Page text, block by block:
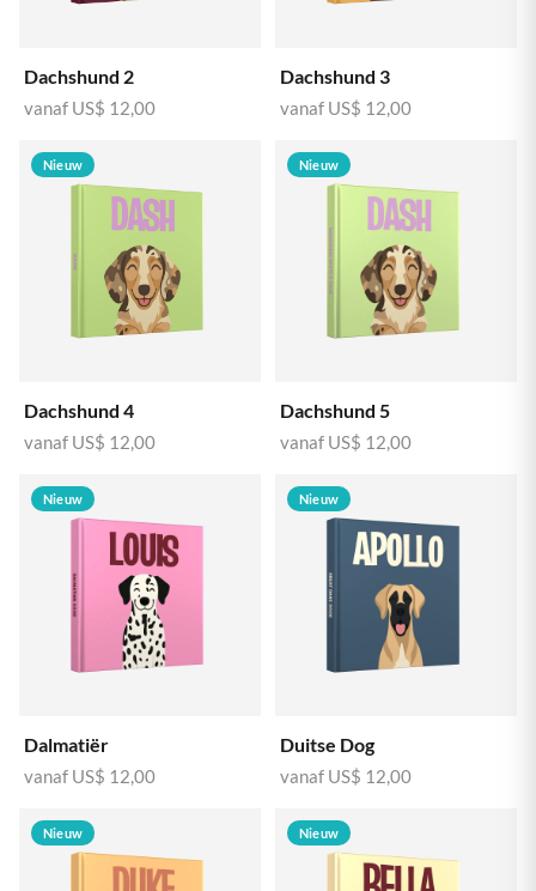
Dachshund 2
vanaf US$ 12,00
Dachshund 3
vanaf US$ 12,00
Nieuw
Dachshund 4
vanaf US$ 12,00
Nieuw
Dachshund 5
vanaf US$ 12,00
Nieuw
Dalmatiër
vanaf US$ 12,00
Nieuw
Duitse Dog
vanaf US$ 12,00
Nieuw Nieuw